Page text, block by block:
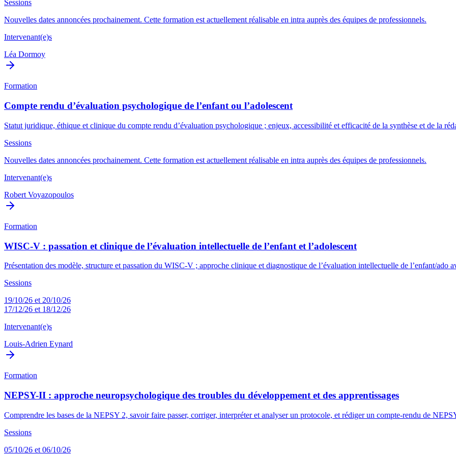
Sessions
Nouvelles dates annoncées prochainement. Cette formation est actuellement réalisable en intra auprès des équipes de professionnels.
Intervenant(e)s
Léa Dormoy
Formation
Compte rendu d’évaluation psychologique de l’enfant ou l’adolescent
Statut juridique, éthique et clinique du compte rendu d’évaluation psychologique ; enjeux, accessibilité et efficacité de la synthèse et de la
Sessions
Nouvelles dates annoncées prochainement. Cette formation est actuellement réalisable en intra auprès des équipes de professionnels.
Intervenant(e)s
Robert Voyazopoulos
Formation
WISC-V : passation et clinique de l’évaluation intellectuelle de l’enfant et l’adolescent
Présentation des modèle, structure et passation du WISC-V ; approche clinique et diagnostique de l’évaluation intellectuelle de l’enfant/ado
Sessions
19/10/26 et 20/10/26
17/12/26 et 18/12/26
Intervenant(e)s
Louis-Adrien Eynard
Formation
NEPSY-II : approche neuropsychologique des troubles du développement et des apprentissages
Comprendre les bases de la NEPSY 2, savoir faire passer, corriger, interpréter et analyser un protocole, et rédiger un compte-rendu de
Sessions
05/10/26 et 06/10/26